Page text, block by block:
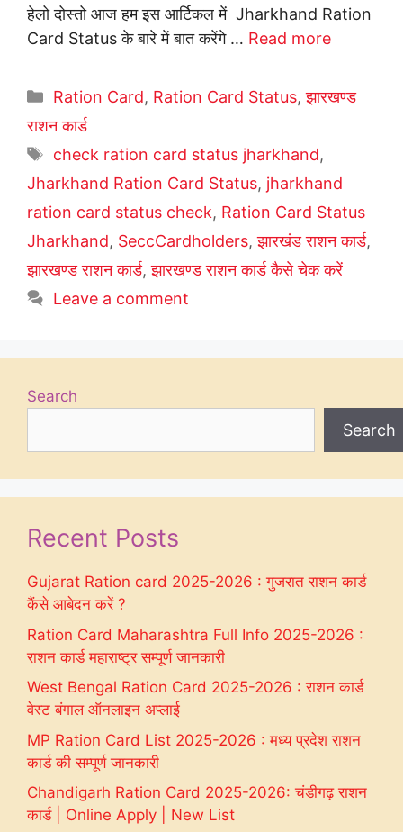
हेलो दोस्तो आज हम इस आर्टिकल में Jharkhand Ration
Card Status के बारे में बात करेंगे … Read more
Categories
Ration Card, Ration Card Status,झारखण्ड
राशन कार्ड
Tags
check ration card status jharkhand,
Jharkhand Ration Card Status, jharkhand
ration card status check, Ration Card Status
Jharkhand, SeccCardholders,झारखंड राशन कार्ड,
झारखण्ड राशन कार्ड,झारखण्ड राशन कार्ड कैसे चेक करें
Leave a comment
Search
Search
Recent Posts
Gujarat Ration card 2025-2026 : गुजरात राशन कार्ड
कैंसे आबेदन करें ?
Ration Card Maharashtra Full Info 2025-2026 :
राशन कार्ड महाराष्ट्र सम्पूर्ण जानकारी
West Bengal Ration Card 2025-2026 : राशन कार्ड
वेस्ट बंगाल ऑनलाइन अप्लाई
MP Ration Card List 2025-2026 : मध्य प्रदेश राशन
कार्ड की सम्पूर्ण जानकारी
Chandigarh Ration Card 2025-2026: चंडीगढ़ राशन
कार्ड | Online Apply | New List